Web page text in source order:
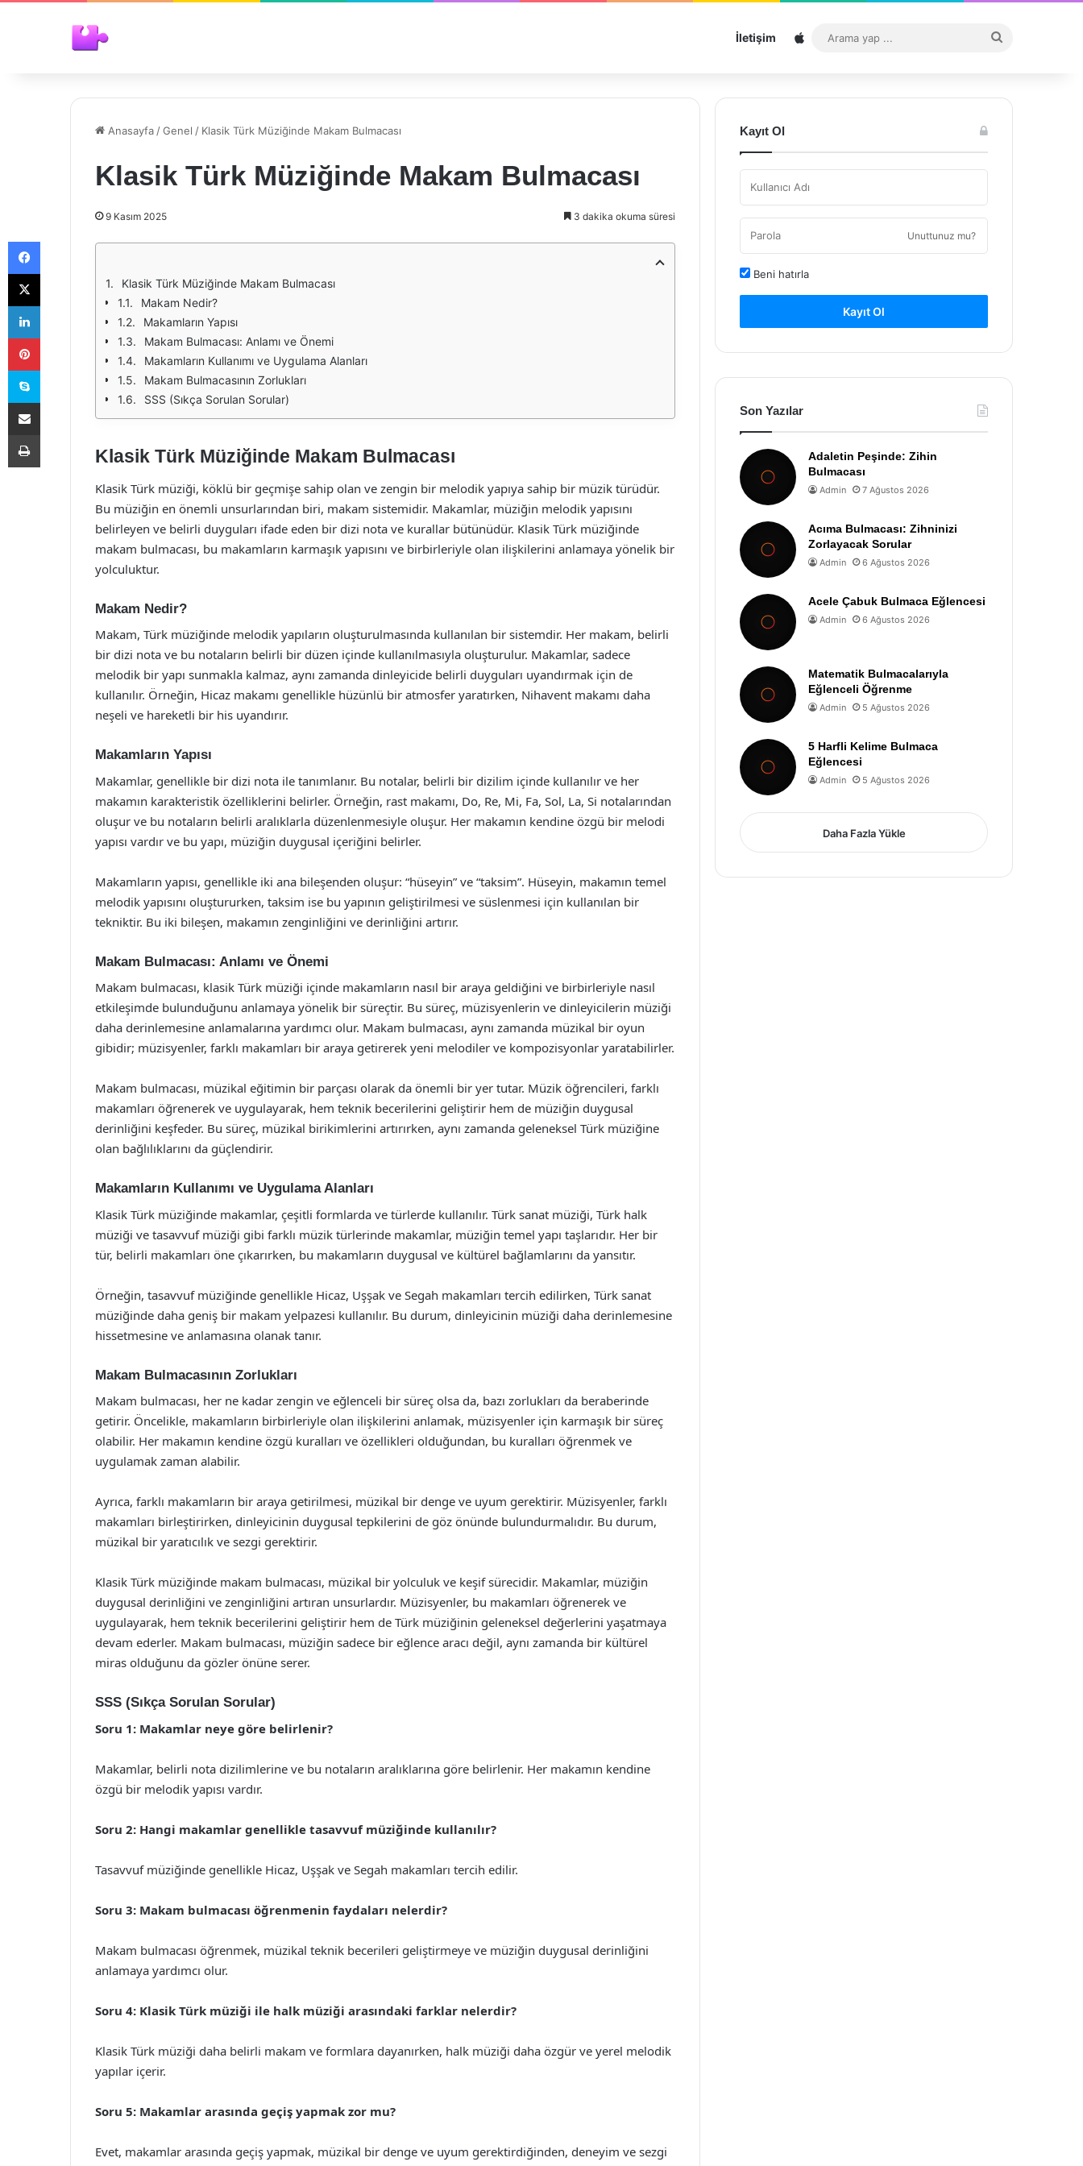
İletişim Sitemap
...
Anasayfa /Genel / Klasik Türk Müziğinde Makam Bulmacası
Klasik Türk Müziğinde Makam Bulmacası
9 Kasım 2025 3 dakika okuma süresi
Klasik Türk Müziğinde Makam Bulmacası
Makam Nedir?
Makamların Yapısı
Makam Bulmacası: Anlamı ve Önemi
Makamların Kullanımı ve Uygulama Alanları
Makam Bulmacasının Zorlukları
SSS (Sıkça Sorulan Sorular)
Klasik Türk Müziğinde Makam Bulmacası
Klasik Türk müziği, köklü bir geçmişe sahip olan ve zengin bir melodik yapıya sahip bir müzik türüdür.
Bu müziğin en önemli unsurlarından biri, makam sistemidir. Makamlar, müziğin melodik yapısını
belirleyen ve belirli duyguları ifade eden bir dizi nota ve kurallar bütünüdür. Klasik Türk müziğinde
makam bulmacası, bu makamların karmaşık yapısını ve birbirleriyle olan ilişkilerini anlamaya yönelik bir
yolculuktur.
Makam Nedir?
Makam, Türk müziğinde melodik yapıların oluşturulmasında kullanılan bir sistemdir. Her makam, belirli
bir dizi nota ve bu notaların belirli bir düzen içinde kullanılmasıyla oluşturulur. Makamlar, sadece
melodik bir yapı sunmakla kalmaz, aynı zamanda dinleyicide belirli duyguları uyandırmak için de
kullanılır. Örneğin, Hicaz makamı genellikle hüzünlü bir atmosfer yaratırken, Nihavent makamı daha
neşeli ve hareketli bir his uyandırır.
Makamların Yapısı
Makamlar, genellikle bir dizi nota ile tanımlanır. Bu notalar, belirli bir dizilim içinde kullanılır ve her
makamın karakteristik özelliklerini belirler. Örneğin, rast makamı, Do, Re, Mi, Fa, Sol, La, Si notalarından
oluşur ve bu notaların belirli aralıklarla düzenlenmesiyle oluşur. Her makamın kendine özgü bir melodi
yapısı vardır ve bu yapı, müziğin duygusal içeriğini belirler.
Makamların yapısı, genellikle iki ana bileşenden oluşur: “hüseyin” ve “taksim”. Hüseyin, makamın temel
melodik yapısını oluştururken, taksim ise bu yapının geliştirilmesi ve süslenmesi için kullanılan bir
tekniktir. Bu iki bileşen, makamın zenginliğini ve derinliğini artırır.
Makam Bulmacası: Anlamı ve Önemi
Makam bulmacası, klasik Türk müziği içinde makamların nasıl bir araya geldiğini ve birbirleriyle nasıl
etkileşimde bulunduğunu anlamaya yönelik bir süreçtir. Bu süreç, müzisyenlerin ve dinleyicilerin müziği
daha derinlemesine anlamalarına yardımcı olur. Makam bulmacası, aynı zamanda müzikal bir oyun
gibidir; müzisyenler, farklı makamları bir araya getirerek yeni melodiler ve kompozisyonlar yaratabilirler.
Makam bulmacası, müzikal eğitimin bir parçası olarak da önemli bir yer tutar. Müzik öğrencileri, farklı
makamları öğrenerek ve uygulayarak, hem teknik becerilerini geliştirir hem de müziğin duygusal
derinliğini keşfeder. Bu süreç, müzikal birikimlerini artırırken, aynı zamanda geleneksel Türk müziğine
olan bağlılıklarını da güçlendirir.
Makamların Kullanımı ve Uygulama Alanları
Klasik Türk müziğinde makamlar, çeşitli formlarda ve türlerde kullanılır. Türk sanat müziği, Türk halk
müziği ve tasavvuf müziği gibi farklı müzik türlerinde makamlar, müziğin temel yapı taşlarıdır. Her bir
tür, belirli makamları öne çıkarırken, bu makamların duygusal ve kültürel bağlamlarını da yansıtır.
Örneğin, tasavvuf müziğinde genellikle Hicaz, Uşşak ve Segah makamları tercih edilirken, Türk sanat
müziğinde daha geniş bir makam yelpazesi kullanılır. Bu durum, dinleyicinin müziği daha derinlemesine
hissetmesine ve anlamasına olanak tanır.
Makam Bulmacasının Zorlukları
Makam bulmacası, her ne kadar zengin ve eğlenceli bir süreç olsa da, bazı zorlukları da beraberinde
getirir. Öncelikle, makamların birbirleriyle olan ilişkilerini anlamak, müzisyenler için karmaşık bir süreç
olabilir. Her makamın kendine özgü kuralları ve özellikleri olduğundan, bu kuralları öğrenmek ve
uygulamak zaman alabilir.
Ayrıca, farklı makamların bir araya getirilmesi, müzikal bir denge ve uyum gerektirir. Müzisyenler, farklı
makamları birleştirirken, dinleyicinin duygusal tepkilerini de göz önünde bulundurmalıdır. Bu durum,
müzikal bir yaratıcılık ve sezgi gerektirir.
Klasik Türk müziğinde makam bulmacası, müzikal bir yolculuk ve keşif sürecidir. Makamlar, müziğin
duygusal derinliğini ve zenginliğini artıran unsurlardır. Müzisyenler, bu makamları öğrenerek ve
uygulayarak, hem teknik becerilerini geliştirir hem de Türk müziğinin geleneksel değerlerini yaşatmaya
devam ederler. Makam bulmacası, müziğin sadece bir eğlence aracı değil, aynı zamanda bir kültürel
miras olduğunu da gözler önüne serer.
SSS (Sıkça Sorulan Sorular)
Soru 1: Makamlar neye göre belirlenir?
Makamlar, belirli nota dizilimlerine ve bu notaların aralıklarına göre belirlenir. Her makamın kendine
özgü bir melodik yapısı vardır.
Soru 2: Hangi makamlar genellikle tasavvuf müziğinde kullanılır?
Tasavvuf müziğinde genellikle Hicaz, Uşşak ve Segah makamları tercih edilir.
Soru 3: Makam bulmacası öğrenmenin faydaları nelerdir?
Makam bulmacası öğrenmek, müzikal teknik becerileri geliştirmeye ve müziğin duygusal derinliğini
anlamaya yardımcı olur.
Soru 4: Klasik Türk müziği ile halk müziği arasındaki farklar nelerdir?
Klasik Türk müziği daha belirli makam ve formlara dayanırken, halk müziği daha özgür ve yerel melodik
yapılar içerir.
Soru 5: Makamlar arasında geçiş yapmak zor mu?
Evet, makamlar arasında geçiş yapmak, müzikal bir denge ve uyum gerektirdiğinden, deneyim ve sezgi
Kayıt Ol
Unuttunuz mu?
Beni hatırla
Kayıt Ol
Son Yazılar
Adaletin Peşinde: Zihin
Bulmacası
Admin 7 Ağustos 2026
Acıma Bulmacası: Zihninizi
Zorlayacak Sorular
Admin 6 Ağustos 2026
Acele Çabuk Bulmaca Eğlencesi
Admin 6 Ağustos 2026
Matematik Bulmacalarıyla
Eğlenceli Öğrenme
Admin 5 Ağustos 2026
5 Harfli Kelime Bulmaca
Eğlencesi
Admin 5 Ağustos 2026
Daha Fazla Yükle
Facebook
X
LinkedIn
Pinterest
Skype
E-Posta ile paylaş